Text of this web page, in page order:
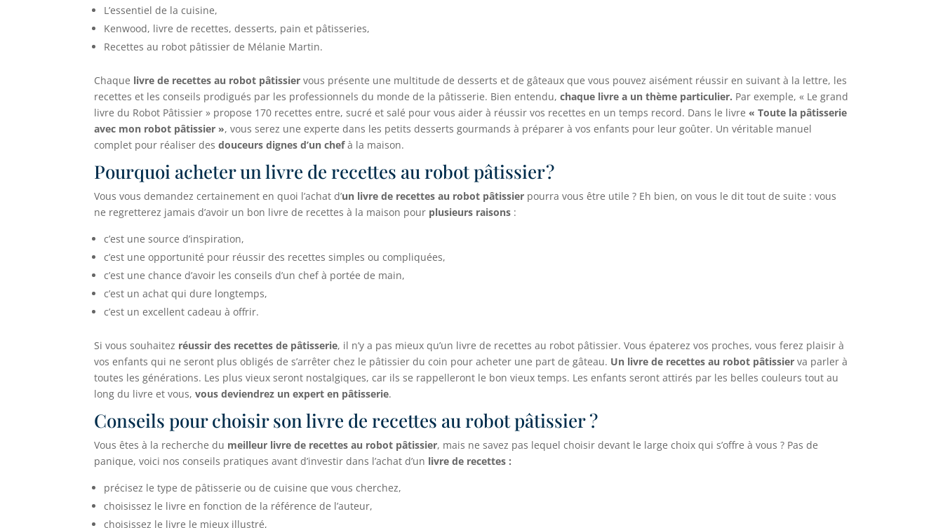
L’essentiel de la cuisine,
Kenwood, livre de recettes, desserts, pain et pâtisseries,
Recettes au robot pâtissier de Mélanie Martin.
Chaque livre de recettes au robot pâtissiervous présente une multitude de desserts et de gâteaux que vous pouvez aisément réussir en suivant à la lettre, les
recettes et les conseils prodigués par les professionnels du monde de la pâtisserie. Bien entendu,chaque livre a un thème particulier. Par exemple, « Le grand
livre du Robot Pâtissier » propose 170 recettes entre, sucré et salé pour vous aider à réussir vos recettes en un temps record. Dans le livre « Toute la pâtisserie
avec mon robot pâtissier », vous serez une experte dans les petits desserts gourmands à préparer à vos enfants pour leur goûter. Un véritable manuel
complet pour réaliser desdouceurs dignes d’un chefà la maison.
Pourquoi acheter un livre de recettes au robot pâtissier ?
Vous vous demandez certainement en quoi l’achat d’un livre de recettes au robot pâtissier pourra vous être utile ? Eh bien, on vous le dit tout de suite : vous
ne regretterez jamais d’avoir un bon livre de recettes à la maison pour plusieurs raisons :
c’est une source d’inspiration,
c’est une opportunité pour réussir des recettes simples ou compliquées,
c’est une chance d’avoir les conseils d’un chef à portée de main,
c’est un achat qui dure longtemps,
c’est un excellent cadeau à offrir.
Si vous souhaitez réussir des recettes de pâtisserie, il n’y a pas mieux qu’un livre de recettes au robot pâtissier. Vous épaterez vos proches, vous ferez plaisir à
vos enfants qui ne seront plus obligés de s’arrêter chez le pâtissier du coin pour acheter une part de gâteau. Un livre de recettes au robot pâtissier va parler à
toutes les générations. Les plus vieux seront nostalgiques, car ils se rappelleront le bon vieux temps. Les enfants seront attirés par les belles couleurs tout au
long du livre et vous, vous deviendrez un expert en pâtisserie.
Conseils pour choisir son livre de recettes au robot pâtissier ?
Vous êtes à la recherche du meilleur livre de recettes au robot pâtissier, mais ne savez pas lequel choisir devant le large choix qui s’offre à vous ? Pas de
panique, voici nos conseils pratiques avant d’investir dans l’achat d’un livre de recettes :
précisez le type de pâtisserie ou de cuisine que vous cherchez,
choisissez le livre en fonction de la référence de l’auteur,
choisissez le livre le mieux illustré,